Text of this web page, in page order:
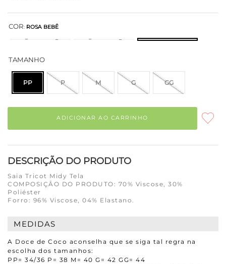
COR: ROSA BEBÊ
TAMANHO
PP P M G GG
ADICIONAR AO CARRINHO
DESCRIÇÃO DO PRODUTO
Saia Tricot Midy Tela
COMPOSIÇÃO DO PRODUTO: 70% Viscose, 30%
Poliéster
Forro: 96% Viscose, 04% Elastano.
MEDIDAS
A Doce de Coco aconselha que se siga tal regra na
escolha dos tamanhos:
PP= 34/36 P= 38 M= 40 G= 42 GG= 44